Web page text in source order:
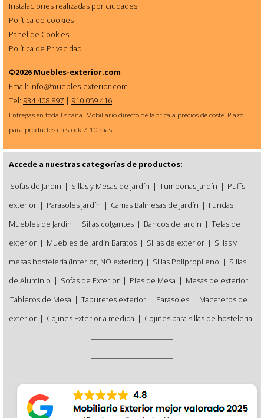
Instalaciones realizadas por ciudades
Política de cookies
Panel de Cookies
Política de Privacidad
©2026 Muebles-exterior.com
Email: info@muebles-exterior.com
Tel: 934 408 897 | 910 059 416
Entregas en toda España. Mobiliario directo de fábrica a precios de coste. Plazo
para productos en stock 7-10 dias.
Accede a nuestras categorías de productos:
Sofas de Jardin | Sillas y Mesas de jardín | Tumbonas Jardín | Puffs
exterior | Parasoles jardín | Camas Balinesas de Jardín | Fundas
Muebles de Jardín | Sillas colgantes | Bancos de jardín | Telas de
exterior | Muebles de Jardín Baratos | Sillas de exterior | Sillas y
mesas hostelería (interior, NO exterior) | Sillas Polipropileno | Sillas
de Aluminio | Sofas de Exterior | Pies de Mesa | Mesas de exterior |
Tableros de Mesa | Taburetes exterior | Parasoles | Maceteros de
exterior | Cojines Exterior a medida | Cojines para sillas de hosteleria